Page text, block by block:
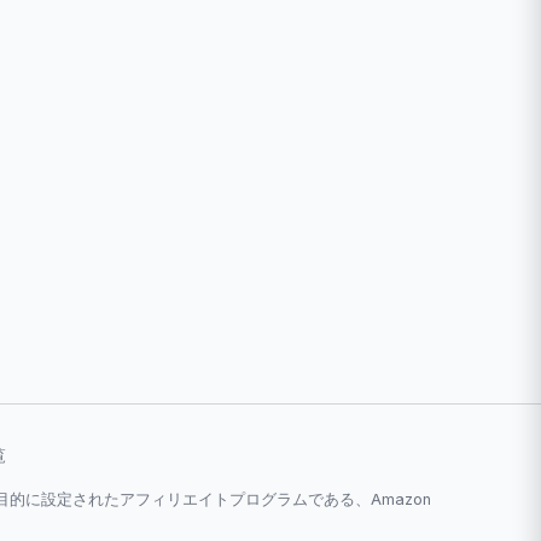
に設定されたアフィリエイトプログラムである、Amazon